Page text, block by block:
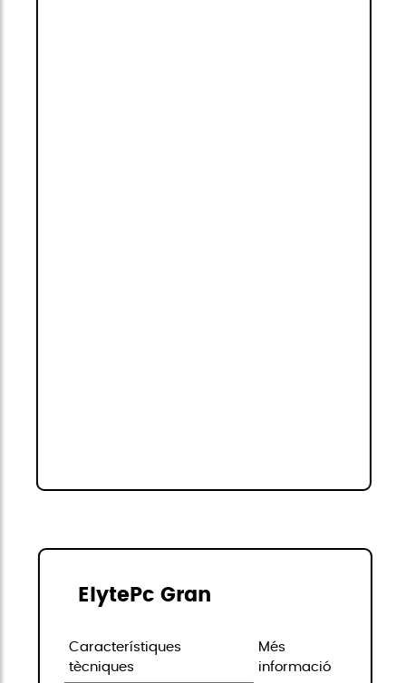
ElytePc Gran
Característiques
tècniques
Més
informació